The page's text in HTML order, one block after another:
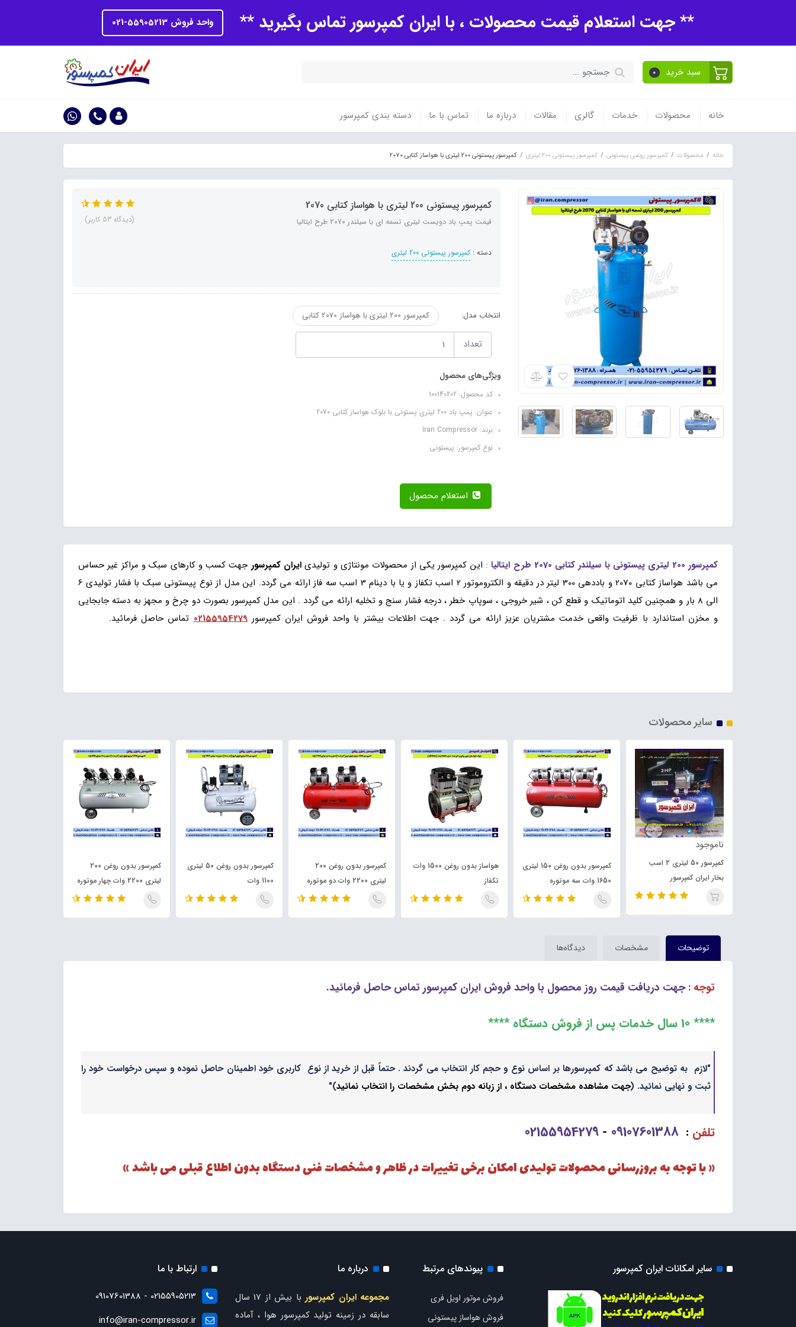
** جهت استعلام قیمت محصولات ، با ایران کمپرسور تماس بگیرید ** واحد فروش 55905213-021
سبد خرید 0
خانه محصولات خدمات گالری مقالات درباره ما تماس با ما دسته بندی کمپرسور
خانه محصولات کمپرسور روغنی پیستونی کمپرسور پیستونی 200 لیتری کمپرسور پیستونی 200 لیتری با هواساز کتابی 2070
کمپرسور پیستونی 200 لیتری با هواساز کتابی 2070
قیمت پمپ باد دویست لیتری تسمه ای با سیلندر 2070 طرح ایتالیا
دسته :کمپرسور پیستونی 200 لیتری
(دیدگاه 53 کاربر)
انتخاب مدل: کمپرسور 200 لیتری با هواساز 2070 کتابی
تعداد
ویژگی‌های محصول
کد محصول: 100140202
عنوان: پمپ باد 200 لیتری پستونی با بلوک هواساز کتابی 2070
برند: Iran Compressor
نوع کمپرسور: پیستونی
کمپرسور 200 لیتری پیستونی با سیلندر کتابی 2070 طرح ایتالیا : این کمپرسور یکی از محصولات مونتاژی و تولیدی ایران کمپرسور جهت کسب و کارهای سبک و مراکز غیر حساس
می باشد هواساز کتابی 2070 و باددهی 300 لیتر در دقیقه و الکتروموتور 2 اسب تکفاز و یا با دینام 3 اسب سه فاز ارائه می گردد. این مدل از نوع پیستونی سبک با فشار تولیدی 6
الی 8 بار و همچنین کلید اتوماتیک و قطع کن ، شیر خروجی ، سوپاپ خطر ، درجه فشار سنج و تخلیه ارائه می گردد . این مدل کمپرسور بصورت دو چرخ و مجهز به دسته جابجایی
و مخزن استاندارد با ظرفیت واقعی خدمت مشتریان عزیز ارائه می گردد . جهت اطلاعات بیشتر با واحد فروش ایران کمپرسور 02155954279 تماس حاصل فرمائید.
سایر محصولات
ناموجود
کمپرسور 50 لیتری 2 اسب
بخار ایران کمپرسور
کمپرسور بدون روغن 150 لیتری
1650 وات سه موتوره
هواساز بدون روغن 1500 وات
تکفاز
کمپرسور بدون روغن 200
لیتری 2200 وات دو موتوره
کمپرسور بدون روغن 50 لیتری
1100 وات
کمپرسور بدون روغن 200
لیتری 2200 وات چهار موتوره
توضیحات مشخصات دیدگاه‌ها
توجه : جهت دریافت قیمت روز محصول با واحد فروش ایران کمپرسور تماس حاصل فرمائید.
**** 10 سال خدمات پس از فروش دستگاه ****
"لازم به توضیح می باشد که کمپرسورها بر اساس نوع و حجم کار انتخاب می گردند . حتماً قبل از خرید از نوع کاربری خود اطمینان حاصل نموده و سپس درخواست خود را
ثبت و نهایی نمائید. (جهت مشاهده مشخصات دستگاه ، از زبانه دوم بخش مشخصات را انتخاب نمائید)"
تلفن :
09107601388
-
02155954279
« با توجه به بروزرسانی محصولات تولیدی امکان برخی تغییرات در ظاهر و مشخصات فنی دستگاه بدون اطلاع قبلی می باشد »
سایر امکانات ایران کمپرسور پیوندهای مرتبط
فروش موتور اویل فری
فروش هواساز پیستونی
درباره ما
مجموعه ایران کمپرسور
با بیش از 17 سال
سابقه در زمینه تولید کمپرسور هوا ، آماده
ارتباط با ما
02155905213 - 09107601388
info@iran-compressor.ir